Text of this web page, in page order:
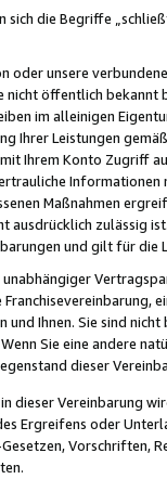
sich die Begriffe
oder unsere
öffentlich
im alleinigen
Ihrer Leistungen
Ihrem Konto
Maßnahmen
ausdrücklich zulässig
und gilt für die
unabhängiger
und Ihnen. Sie sind
Sie eine andere
dieser
dieser Vereinbarung
Ergreifens oder
Vorschriften,